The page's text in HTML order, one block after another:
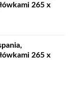
zł
zł
265 x
zł
265 x